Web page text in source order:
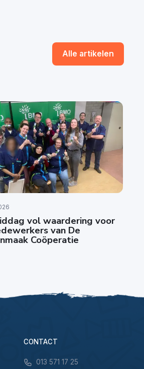
Alle artikelen
vol waardering voor
van De
Coöperatie
CONTACT
013 571 17 25